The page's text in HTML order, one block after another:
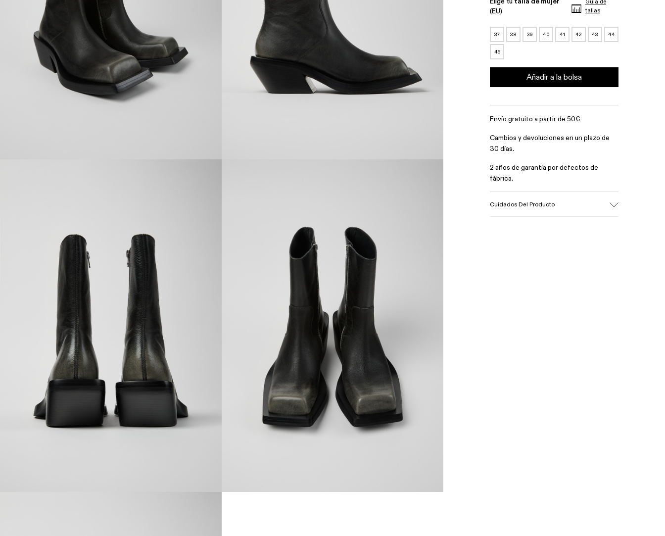
(EU)
Guía de
tallas
37 38 39 40 41 42 43 44
45
Añadir a la bolsa
Envío gratuito a partir de 50€
Cambios y devoluciones en un plazo de
30 días.
2 años de garantía por defectos de
fábrica.
Cuidados Del Producto